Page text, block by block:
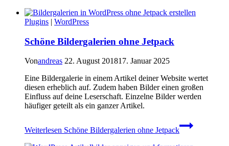
Plugins | WordPress
Schöne Bildergalerien ohne Jetpack
Vonandreas 22. August 201817. Januar 2025
Eine Bildergalerie in einem Artikel deiner Website wertet
diesen erheblich auf. Zudem haben Bilder einen großen
Einfluss auf deine Leserschaft. Einzelne Bilder werden
häufiger geteilt als ein ganzer Artikel.
Weiterlesen Schöne Bildergalerien ohne Jetpack